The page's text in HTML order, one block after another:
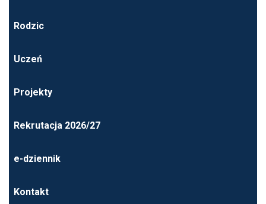
Rodzic
Uczeń
Projekty
Rekrutacja 2026/27
e-dziennik
Kontakt